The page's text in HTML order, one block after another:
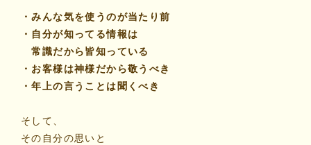
・みんな気を使うのが当たり前
・自分が知ってる情報は
常識だから皆知っている
・お客様は神様だから敬うべき
・年上の言うことは聞くべき
そして、
その自分の思いと